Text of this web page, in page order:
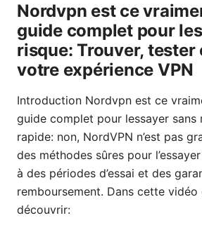
Nordvpn est ce
guide complet pour
risque: Trouver,
votre expérience VPN
Introduction Nordvpn est ce
guide complet pour lessayer
rapide: non, NordVPN n’est pas
des méthodes sûres pour
à des périodes d’essai et des
remboursement. Dans cette vidéo
découvrir: